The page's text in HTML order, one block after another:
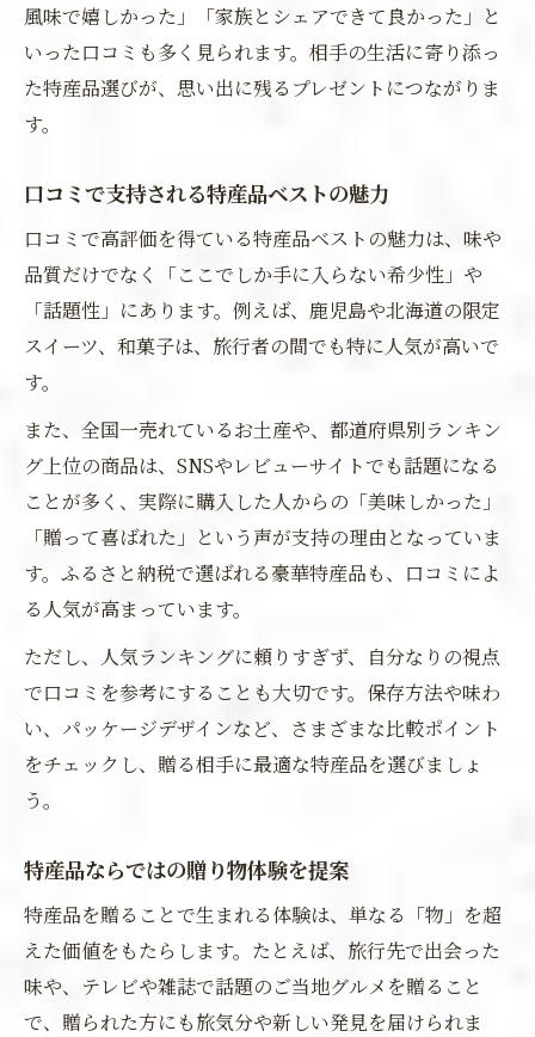
風味で嬉しかった」「家族とシェアできて良かった」と
いった口コミも多く見られます。相手の生活に寄り添っ
た特産品選びが、思い出に残るプレゼントにつながりま
す。
口コミで支持される特産品ベストの魅力
口コミで高評価を得ている特産品ベストの魅力は、味や
品質だけでなく「ここでしか手に入らない希少性」や
「話題性」にあります。例えば、鹿児島や北海道の限定
スイーツ、和菓子は、旅行者の間でも特に人気が高いで
す。
また、全国一売れているお土産や、都道府県別ランキン
グ上位の商品は、SNSやレビューサイトでも話題になる
ことが多く、実際に購入した人からの「美味しかった」
「贈って喜ばれた」という声が支持の理由となっていま
す。ふるさと納税で選ばれる豪華特産品も、口コミによ
る人気が高まっています。
ただし、人気ランキングに頼りすぎず、自分なりの視点
で口コミを参考にすることも大切です。保存方法や味わ
い、パッケージデザインなど、さまざまな比較ポイント
をチェックし、贈る相手に最適な特産品を選びましょ
う。
特産品ならではの贈り物体験を提案
特産品を贈ることで生まれる体験は、単なる「物」を超
えた価値をもたらします。たとえば、旅行先で出会った
味や、テレビや雑誌で話題のご当地グルメを贈ること
で、贈られた方にも旅気分や新しい発見を届けられま